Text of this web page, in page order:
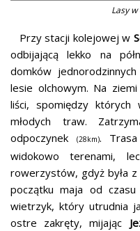
Lasy
Przy stacji kolejowej w
odbijającą lekko na
domków
lesie olchowym. Na
liści, spomiędzy których
młodych traw.
odpoczynek
(28km). Trasa
widokowo terenami,
rowerzystów, gdyż była
początku maja od
wietrzyk, który utrudnia
ostre zakręty, mijając